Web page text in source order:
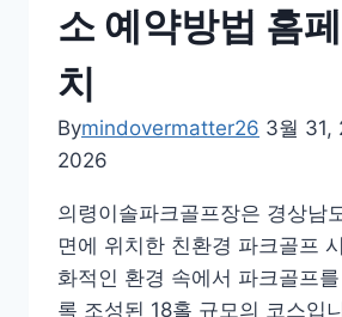
소 예약방법 홈
치
Bymindovermatter26 3월 31,
2026
의령이솔파크골프장은 경상남
면에 위치한 친환경 파크골프
화적인 환경 속에서 파크골프
록 조성된 18홀 규모의 코스입